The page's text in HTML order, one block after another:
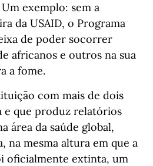
exemplo: sem a
da USAID, o Programa
de poder socorrer
africanos e outros na sua
a fome.
com mais de dois
e que produz relatórios
área da saúde global,
na mesma altura em que a
oficialmente extinta, um